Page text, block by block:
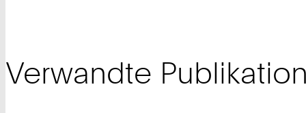
Verwandte